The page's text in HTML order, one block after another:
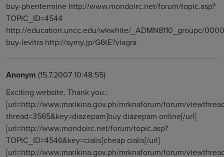
buy-phentermine http://www.mondoirc.net/forum/topic.asp?
TOPIC_ID=4544
http://education.uncc.edu/wkwhite/_ADMN8110_groupc/
buy-levitra http://symy.jp/G6tE?viagra
Anonym (15.7.2007 10:48:55)
Exciting website. Thank you.:
[url=http://www.marikina.gov.ph/mrknaforum/forum/
thread=3565&key=diazepam]buy diazepam online[/url]
[url=http://www.mondoirc.net/forum/topic.asp?
TOPIC_ID=4546&key=cialis]cheap cialis[/url]
[url=http://www.marikina.gov.ph/mrknaforum/forum/